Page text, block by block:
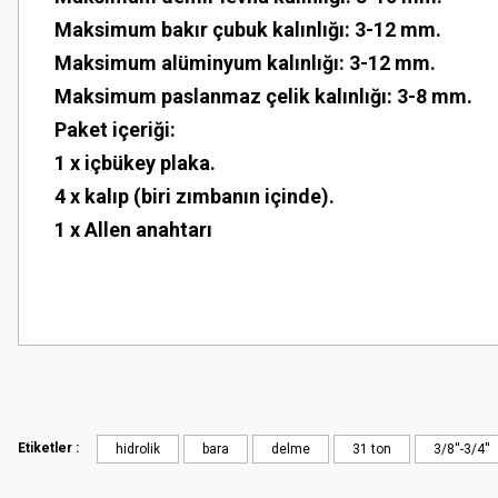
Maksimum bakır çubuk kalınlığı: 3-12 mm.
Maksimum alüminyum kalınlığı: 3-12 mm.
Maksimum paslanmaz çelik kalınlığı: 3-8 mm.
Paket içeriği:
1 x içbükey plaka.
4 x kalıp (biri zımbanın içinde).
1 x Allen anahtarı
Görüş ve önerileriniz için teşekkür ederiz.
Ürün bilgilerinde hatalar bulunuyor.
Mahir SARUHANOĞLU | 23/06/2025
Etiketler : hidrolik bara delme 31 ton 3/8''-3/4''